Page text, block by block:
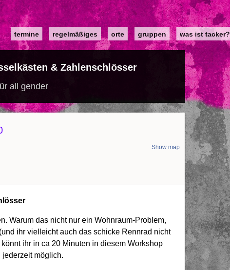
Main
navigation
termine regelmäßiges orte gruppen was ist tacker?
& Zahlenschlösser
all gender
Show map
Warum das nicht nur ein Wohnraum-Problem,
ihr vielleicht auch das schicke Rennrad nicht
ihr in ca 20 Minuten in diesem Workshop
möglich.